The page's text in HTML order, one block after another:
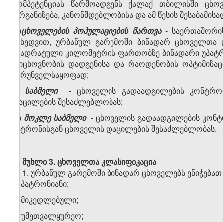
კომპეტენციას წარმოადგენს ქალაქ თბილისში
ორგანიზება, კანონმდებლობისა და ამ წესის
ფ)ცხოველების პოპულაციების მართვა-
მიხედვით, ურბანულ გარემოში ბინადარ
კვადრატული კილომეტრის ფართობზე ბინადარი
რიცხოვნობის დადგენისა და რაოდენობის
უზრუნველსაყოფად;
საბმელი- ცხოველის გადაადგილების
დაცილების შესაძლებლობას;
ღ) მოკლე საბმელი - ცხოველის გადაადგილების
პატრონისგან ცხოველის დაცილების შესაძლებლობას.
მუხლი 3. ცხოველთა კლასიფიკაცია
1. ურბანულ გარემოში ბინადარ ცხოველებს
ა) პატრონიანი;
ბ) მიკედლებული;
გ) უმეთვალყურეო;